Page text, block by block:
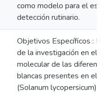
como modelo para el
detección rutinario.
Objetivos Específicos :
de la investigación en el
molecular de las
blancas presentes en el
(Solanum lycopersicum)